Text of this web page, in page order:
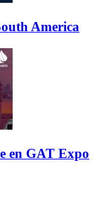
America
en GAT Expo